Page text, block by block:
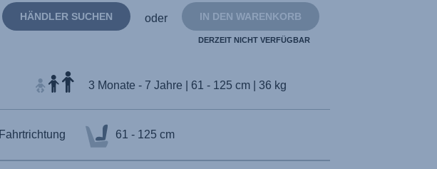
IN DEN WARENKORB
DERZEIT NICHT VERFÜGBAR
oder
HÄNDLER SUCHEN
3 Monate - 7 Jahre | 61 - 125 cm | 36 kg
Fahrtrichtung 61 - 125 cm